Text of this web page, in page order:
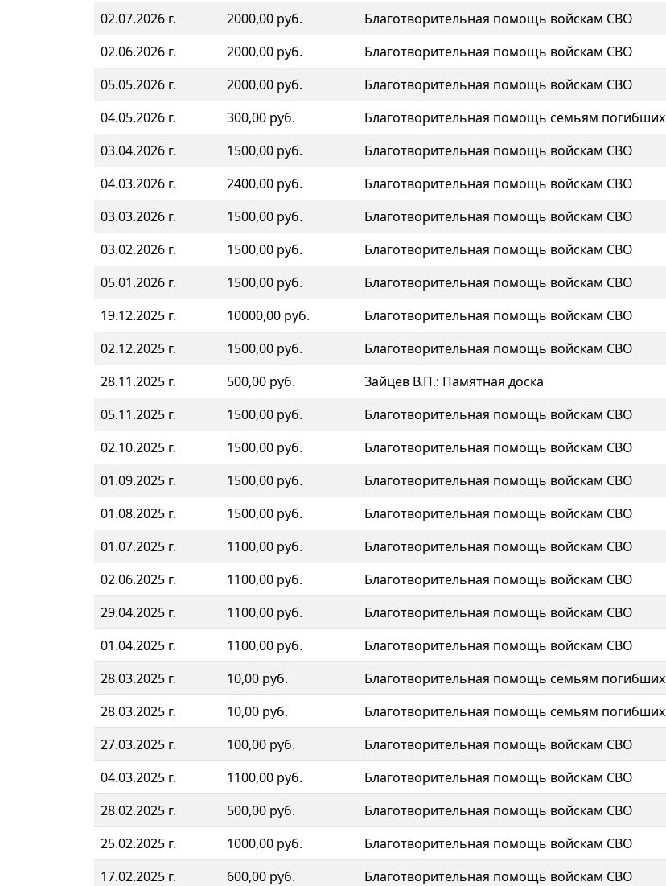
02.07.2026 г.
2000,00 руб.
Благотворительная помощь войскам СВО
02.06.2026 г.
2000,00 руб.
Благотворительная помощь войскам СВО
05.05.2026 г.
2000,00 руб.
Благотворительная помощь войскам СВО
04.05.2026 г.
300,00 руб.
Благотворительная помощь семьям погибших
03.04.2026 г.
1500,00 руб.
Благотворительная помощь войскам СВО
04.03.2026 г.
2400,00 руб.
Благотворительная помощь войскам СВО
03.03.2026 г.
1500,00 руб.
Благотворительная помощь войскам СВО
03.02.2026 г.
1500,00 руб.
Благотворительная помощь войскам СВО
05.01.2026 г.
1500,00 руб.
Благотворительная помощь войскам СВО
19.12.2025 г.
10000,00 руб.
Благотворительная помощь войскам СВО
02.12.2025 г.
1500,00 руб.
Благотворительная помощь войскам СВО
28.11.2025 г.
500,00 руб.
Зайцев В.П.: Памятная доска
05.11.2025 г.
1500,00 руб.
Благотворительная помощь войскам СВО
02.10.2025 г.
1500,00 руб.
Благотворительная помощь войскам СВО
01.09.2025 г.
1500,00 руб.
Благотворительная помощь войскам СВО
01.08.2025 г.
1500,00 руб.
Благотворительная помощь войскам СВО
01.07.2025 г.
1100,00 руб.
Благотворительная помощь войскам СВО
02.06.2025 г.
1100,00 руб.
Благотворительная помощь войскам СВО
29.04.2025 г.
1100,00 руб.
Благотворительная помощь войскам СВО
01.04.2025 г.
1100,00 руб.
Благотворительная помощь войскам СВО
28.03.2025 г.
10,00 руб.
Благотворительная помощь семьям погибших
28.03.2025 г.
10,00 руб.
Благотворительная помощь семьям погибших
27.03.2025 г.
100,00 руб.
Благотворительная помощь войскам СВО
04.03.2025 г.
1100,00 руб.
Благотворительная помощь войскам СВО
28.02.2025 г.
500,00 руб.
Благотворительная помощь войскам СВО
25.02.2025 г.
1000,00 руб.
Благотворительная помощь войскам СВО
17.02.2025 г.
600,00 руб.
Благотворительная помощь войскам СВО